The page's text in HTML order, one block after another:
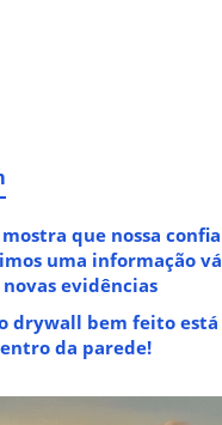
que nossa
uma informação
evidências
drywall bem feito
da parede!